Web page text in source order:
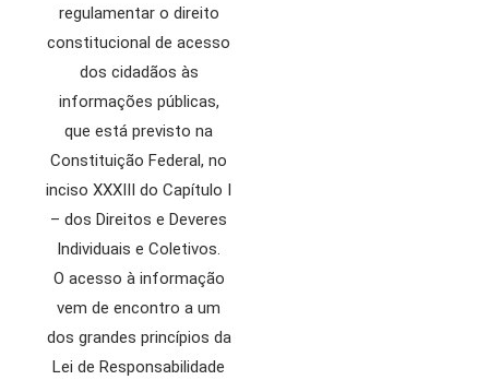
regulamentar o direito
constitucional de acesso
dos cidadãos às
informações públicas,
que está previsto na
Constituição Federal, no
inciso XXXIII do Capítulo I
– dos Direitos e Deveres
Individuais e Coletivos.
O acesso à informação
vem de encontro a um
dos grandes princípios da
Lei de Responsabilidade